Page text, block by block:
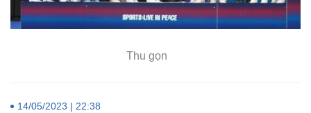
Thu gọn
14/05/2023 | 22:38